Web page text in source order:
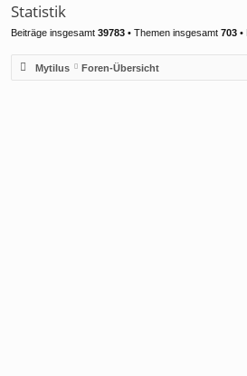
Statistik
Beiträge insgesamt 39783 • Themen insgesamt 703 •
Mytilus Foren-Übersicht